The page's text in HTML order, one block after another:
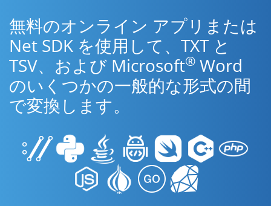
無料のオンライン アプリまたは
Net SDK を使用して、TXT と
TSV、および Microsoft® Word
のいくつかの一般的な形式の間
で変換します。